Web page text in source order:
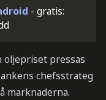
- gratis:
oljepriset pressas
chefsstrateg
marknaderna.